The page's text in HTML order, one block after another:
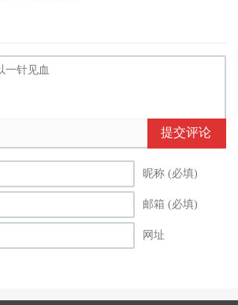
提交评论
昵称 (必填)
邮箱 (必填)
网址